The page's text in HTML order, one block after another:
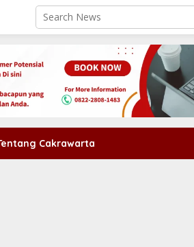
Cakrawarta